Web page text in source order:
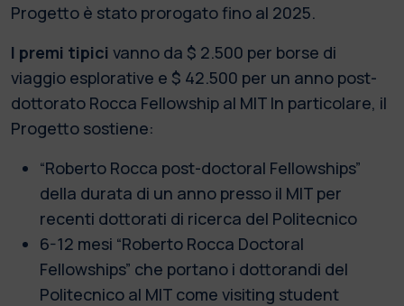
Progetto è stato prorogato fino al 2025.
I premi tipici vanno da $ 2.500 per borse di
viaggio esplorative e $ 42.500 per un anno post-
dottorato Rocca Fellowship al MIT In particolare, il
Progetto sostiene:
“Roberto Rocca post-doctoral Fellowships”
della durata di un anno presso il MIT per
recenti dottorati di ricerca del Politecnico
6-12 mesi “Roberto Rocca Doctoral
Fellowships” che portano i dottorandi del
Politecnico al MIT come visiting student